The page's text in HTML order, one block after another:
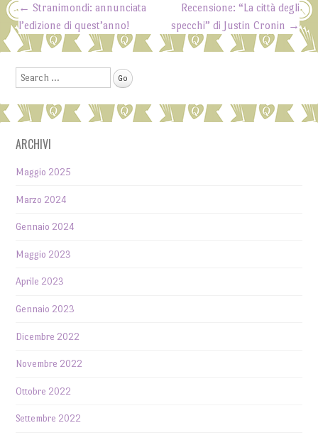
Post navigation
← Stranimondi: annunciata
l’edizione di quest’anno!
Recensione: “La città degli
specchi” di Justin Cronin →
Search
ARCHIVI
Maggio 2025
Marzo 2024
Gennaio 2024
Maggio 2023
Aprile 2023
Gennaio 2023
Dicembre 2022
Novembre 2022
Ottobre 2022
Settembre 2022